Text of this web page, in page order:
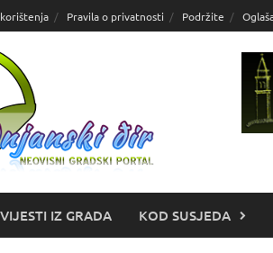
Pravila o privatnosti Podržite
VIJESTI IZ GRADA KOD SUSJEDA